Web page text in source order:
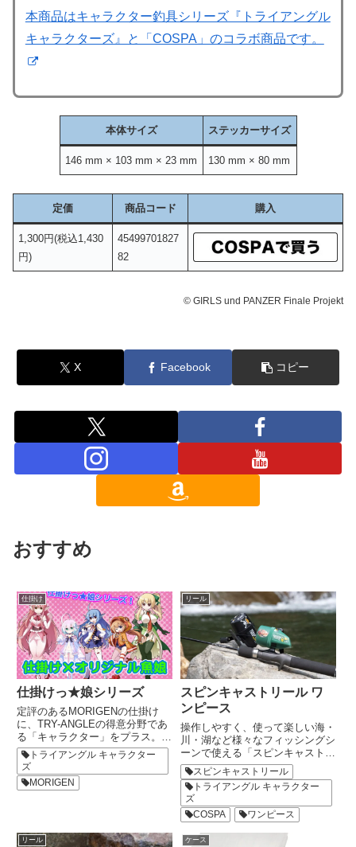
本商品はキャラクター釣具シリーズ『トライアングル
キャラクターズ』と「COSPA」のコラボ商品です。
本体サイズ ステッカーサイズ
146 mm × 103 mm × 23 mm 130 mm × 80 mm
定価 商品コード 購入
1,300円(税込1,430
円)
45499701827
82
© GIRLS und PANZER Finale Projekt
X Facebook コピー
おすすめ
仕掛け
仕掛けっ★娘シリーズ
定評のあるMORIGENの仕掛け
に、TRY-ANGLEの得意分野であ
る「キャラクター」をプラス。そ
れぞれの魚種を茜屋先生が超美麗
イラストで「擬人化」。安心の実
釣性能で使ってよし！集めてよ
し！仕掛けシリーズの登場です。
トライアングル キャラクター
ズ
MORIGEN
リール
スピンキャストリール ワ
ンピース
操作しやすく、使って楽しい海・
川・湖など様々なフィッシングシ
ーンで使える「スピンキャスト」
タイプのリールとして、海賊旗を
あしらったブラックボディの『麦
わらの一味』と、「Big
Catch（大漁）」のロゴと釣りを
するルフィが描かれたグリーン
スピンキャストリール
トライアングル キャラクター
ズ
COSPA
ワンピース
リール ケース